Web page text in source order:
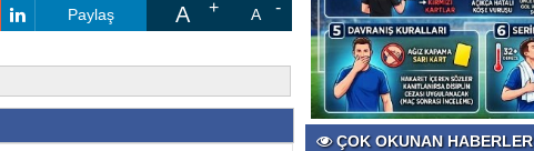
Paylaş A A
ÇOK OKUNAN HABERLER